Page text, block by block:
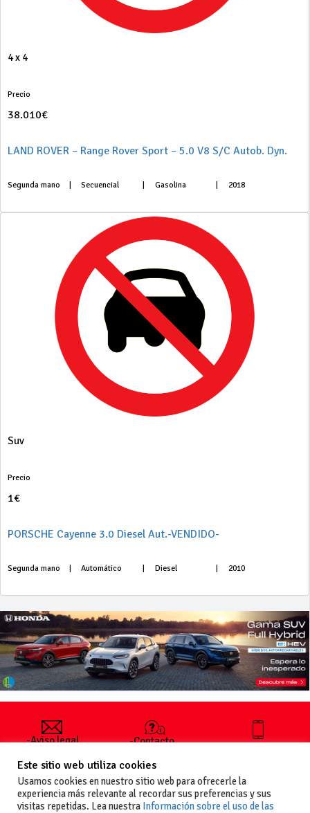
4 x 4
Precio
38.010€
LAND ROVER – Range Rover Sport – 5.0 V8 S/C Autob. Dyn.
Segunda mano Secuencial Gasolina 2018
Suv
Precio
1€
PORSCHE Cayenne 3.0 Diesel Aut.-VENDIDO-
Segunda mano Automático Diesel 2010
-Aviso legal
generales
de uso
-Política de
-Contacto
publicar un
anuncio
-Vende+
+34 627 35
Este sitio web utiliza cookies
Usamos cookies en nuestro sitio web para ofrecerle la
experiencia más relevante al recordar sus preferencias y sus
visitas repetidas. Lea nuestra Información sobre el uso de las